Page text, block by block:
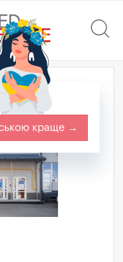
(м. Дворец Спорта)
краще →